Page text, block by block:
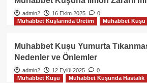
admin2 16 Ekim 2025
0
Muhabbet Kuşlarında Üretim
Muhabbet Kuşu
Muhabbet Kuşu Yumurta
Nedenler ve Önlemler
admin2 12 Eylül 2025
0
Muhabbet Kuşu
Muhabbet Kuşunda Hastalık